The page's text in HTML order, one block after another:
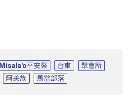
Misala'o平安祭 台東
聚會所
阿美族 馬當部落